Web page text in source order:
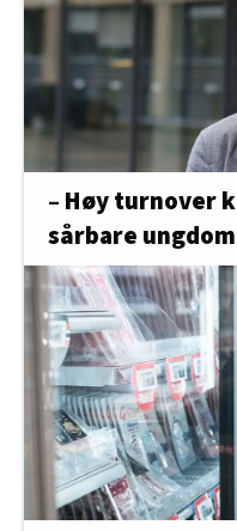
– Høy turnover
sårbare